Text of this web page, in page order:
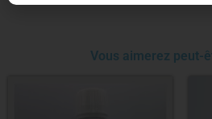
Vous aimerez peut-